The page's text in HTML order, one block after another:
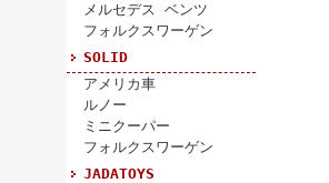
メルセデス ベンツ
フォルクスワーゲン
SOLID
アメリカ車
ルノー
ミニクーパー
フォルクスワーゲン
JADATOYS